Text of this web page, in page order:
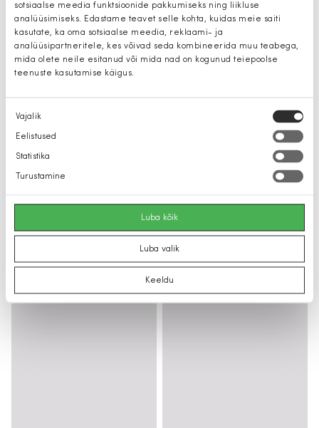
sotsiaalse meedia funktsioonide pakkumiseks ning liikluse
analüüsimiseks. Edastame teavet selle kohta, kuidas meie saiti
kasutate, ka oma sotsiaalse meedia, reklaami- ja
analüüsipartneritele, kes võivad seda kombineerida muu teabega,
mida olete neile esitanud või mida nad on kogunud teiepoolse
teenuste kasutamise käigus.
Nõusoleku
valik
Vajalik
Eelistused
Statistika
Turustamine
Luba kõik
Luba valik
Keeldu